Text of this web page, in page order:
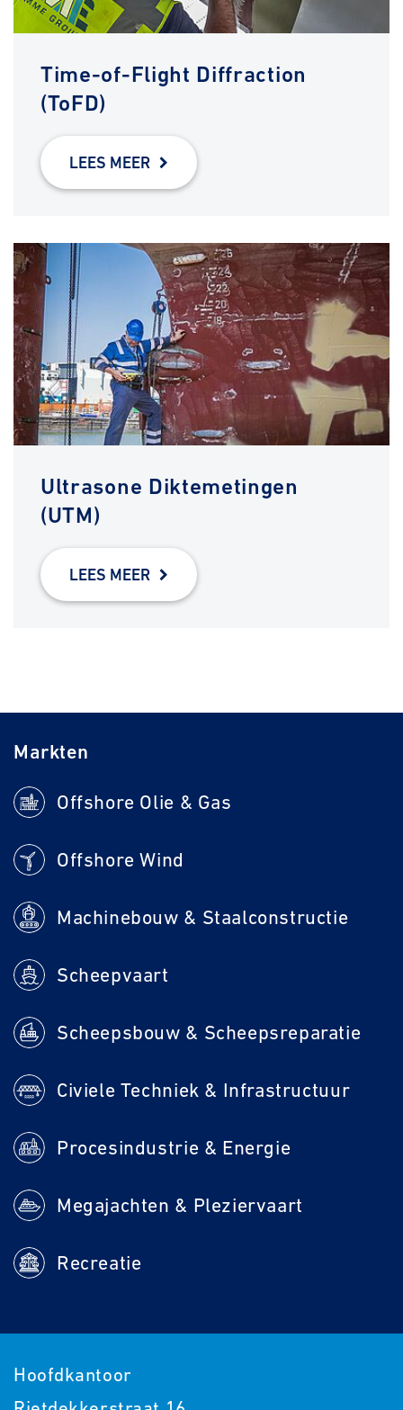
Time-of-Flight Diffraction
(ToFD)
LEES MEER
Ultrasone Diktemetingen
(UTM)
LEES MEER
Hoofdkantoor
Markten
Offshore Olie & Gas
Offshore Wind
Machinebouw & Staalconstructie
Scheepvaart
Scheepsbouw & Scheepsreparatie
Civiele Techniek & Infrastructuur
Procesindustrie & Energie
Megajachten & Pleziervaart
Recreatie